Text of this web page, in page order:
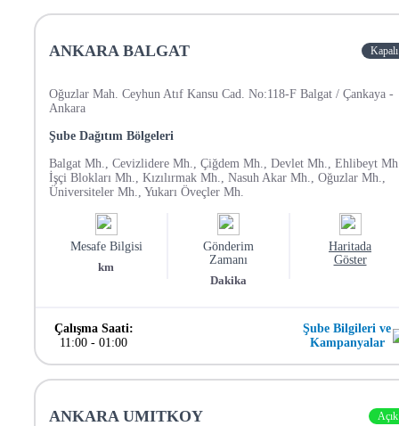
ANKARA BALGAT Kapalı
Oğuzlar Mah. Ceyhun Atıf Kansu Cad. No:118-F Balgat / Çankaya -
Ankara
Şube Dağıtım Bölgeleri
Balgat Mh., Cevizlidere Mh., Çiğdem Mh., Devlet Mh., Ehlibeyt
İşçi Blokları Mh., Kızılırmak Mh., Nasuh Akar Mh., Oğuzlar Mh.,
Üniversiteler Mh., Yukarı Öveçler Mh.
Mesafe Bilgisi
km
Gönderim
Zamanı
Dakika
Haritada
Göster
Çalışma Saati:
11:00 - 01:00
Şube Bilgileri ve
Kampanyalar
ANKARA UMITKOY Açık